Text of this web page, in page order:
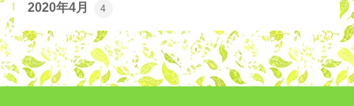
2020年4月 4